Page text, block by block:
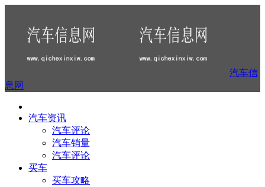
汽车信
息网
汽车资讯
汽车评论
汽车销量
汽车评论
买车
买车攻略